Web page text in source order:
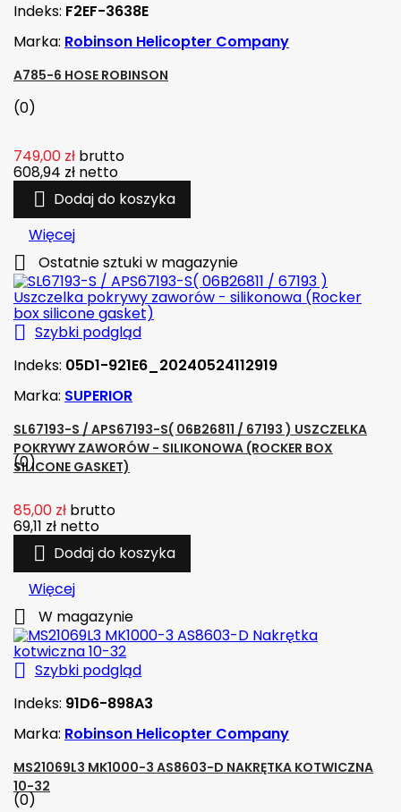
Indeks: F2EF-3638E
Marka: Robinson Helicopter Company
A785-6 HOSE ROBINSON
(0)
749,00 zł brutto
608,94 zł netto
 Dodaj do koszyka
Więcej
 Ostatnie sztuki w magazynie
 Szybki podgląd
Indeks: 05D1-921E6_20240524112919
Marka: SUPERIOR
SL67193-S / APS67193-S( 06B26811 / 67193 ) USZCZELKA
POKRYWY ZAWORÓW - SILIKONOWA (ROCKER BOX
SILICONE GASKET)
(0)
85,00 zł brutto
69,11 zł netto
 Dodaj do koszyka
Więcej
 W magazynie
 Szybki podgląd
Indeks: 91D6-898A3
Marka: Robinson Helicopter Company
MS21069L3 MK1000-3 AS8603-D NAKRĘTKA KOTWICZNA
10-32
(0)